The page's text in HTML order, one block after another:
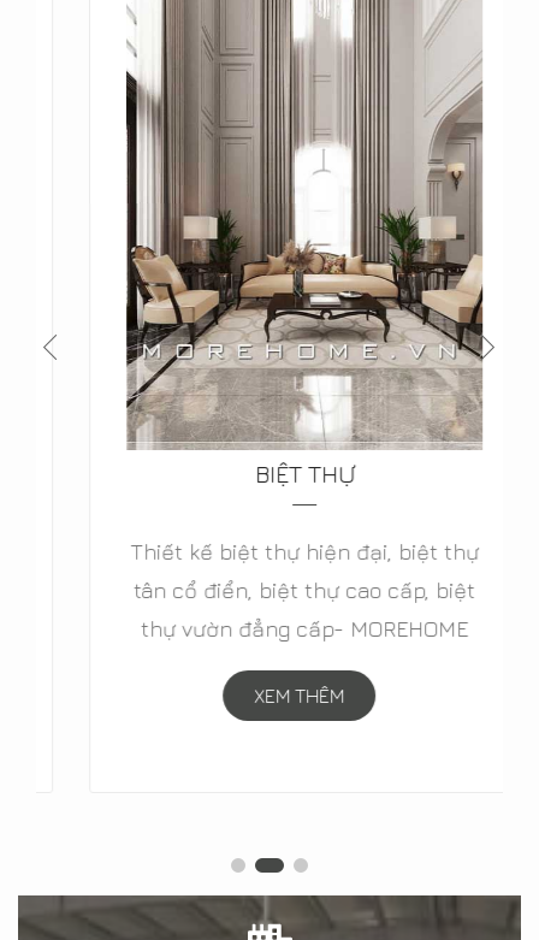
BIỆT THỰ
Thiết kế biệt thự hiện đại, biệt thự
tân cổ điển, biệt thự cao cấp, biệt
thự vườn đẳng cấp- MOREHOME
XEM THÊM